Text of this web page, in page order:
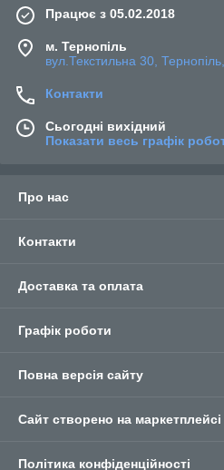
Працює з 05.02.2018
м. Тернопіль
вул.Текстильна 30,
Контакти
Сьогодні вихідний
Показати весь графік
Про нас
Контакти
Доставка та оплата
Графік роботи
Повна версія сайту
Сайт створено на маркетплейсі
Політика конфіденційності